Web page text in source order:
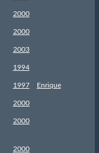
2000
2000
2003
1994
1997 Enrique
2000
2000
2000